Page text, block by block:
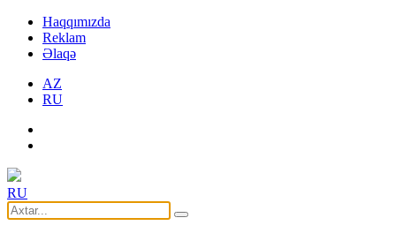
Haqqımızda
Reklam
Əlaqə
AZ
RU
RU